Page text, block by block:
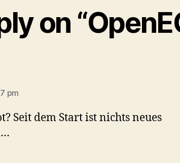
on
pm
Seit dem Start ist nichts neues